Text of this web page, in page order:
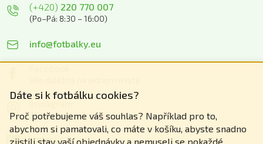
Dáte si k fotbálku cookies?
Proč potřebujeme váš souhlas? Například pro to,
abychom si pamatovali, co máte v košíku, abyste snadno
zjistili stav vaší objednávky a nemuseli se pokaždé
(+420) 220 770 007
(Po–Pá: 8:30 – 16:00)
info@fotbalky.eu
Zážitky z našich akcí
Linkedin